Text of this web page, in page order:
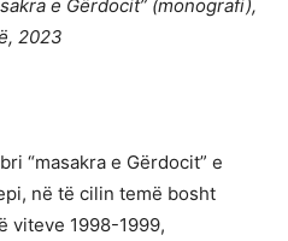
e Gërdocit” (monografi),
2023
“masakra e Gërdocit” e
në të cilin temë bosht
viteve 1998-1999,